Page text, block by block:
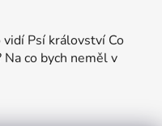
Psí království Co
co bych neměl v